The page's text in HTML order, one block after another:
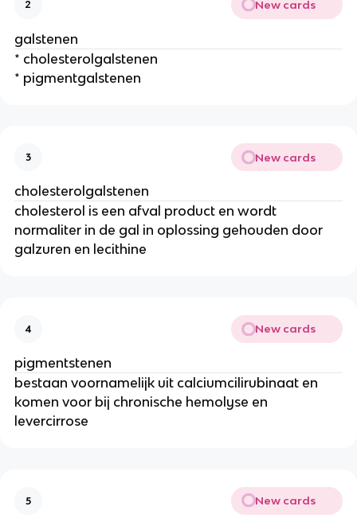
2 New cards
galstenen
* cholesterolgalstenen
* pigmentgalstenen
3 New cards
cholesterolgalstenen
cholesterol is een afval product en wordt
normaliter in de gal in oplossing gehouden door
galzuren en lecithine
4 New cards
pigmentstenen
bestaan voornamelijk uit calciumcilirubinaat en
komen voor bij chronische hemolyse en
levercirrose
5 New cards